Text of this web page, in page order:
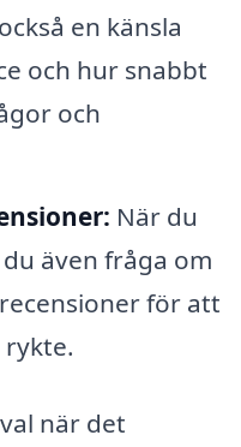
en känsla
och hur snabbt
och
När du
även fråga om
för att
när det